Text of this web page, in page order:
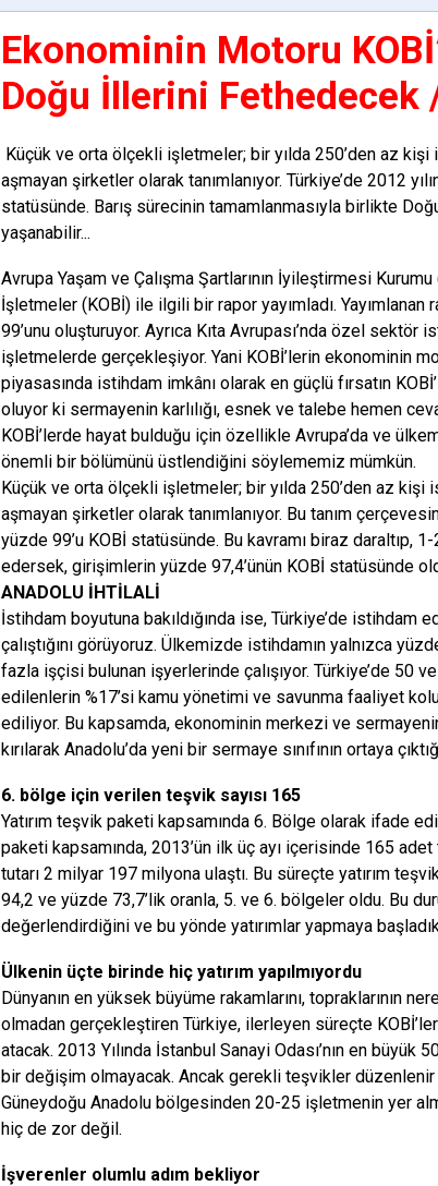
Ekonominin Motoru
Doğu İllerini Fethedecek /
Küçük ve orta ölçekli işletmeler; bir yılda 250’den az
aşmayan şirketler olarak tanımlanıyor. Türkiye’de 2012
statüsünde. Barış sürecinin tamamlanmasıyla birlikte
yaşanabilir...
Avrupa Yaşam ve Çalışma Şartlarının İyileştirmesi
İşletmeler (KOBİ) ile ilgili bir rapor yayımladı.
99’unu oluşturuyor. Ayrıca Kıta Avrupası’nda özel
işletmelerde gerçekleşiyor. Yani KOBİ’lerin ekonominin
piyasasında istihdam imkânı olarak en güçlü fırsatın
oluyor ki sermayenin karlılığı, esnek ve talebe hemen
KOBİ’lerde hayat bulduğu için özellikle Avrupa’da ve
önemli bir bölümünü üstlendiğini söylememiz mümkün.
Küçük ve orta ölçekli işletmeler; bir yılda 250’den az kişi
aşmayan şirketler olarak tanımlanıyor. Bu tanım
yüzde 99’u KOBİ statüsünde. Bu kavramı biraz
edersek, girişimlerin yüzde 97,4’ünün KOBİ statüsünde
ANADOLU İHTİLALİ
İstihdam boyutuna bakıldığında ise, Türkiye’de istihdam
çalıştığını görüyoruz. Ülkemizde istihdamın yalnızca
fazla işçisi bulunan işyerlerinde çalışıyor. Türkiye’de 50
edilenlerin %17’si kamu yönetimi ve savunma faaliyet
ediliyor. Bu kapsamda, ekonominin merkezi ve
kırılarak Anadolu’da yeni bir sermaye sınıfının ortaya
6. bölge için verilen teşvik sayısı 165
Yatırım teşvik paketi kapsamında 6. Bölge olarak ifade
paketi kapsamında, 2013’ün ilk üç ayı içerisinde 165
tutarı 2 milyar 197 milyona ulaştı. Bu süreçte yatırım
94,2 ve yüzde 73,7’lik oranla, 5. ve 6. bölgeler oldu. Bu
değerlendirdiğini ve bu yönde yatırımlar yapmaya
Ülkenin üçte birinde hiç yatırım yapılmıyordu
Dünyanın en yüksek büyüme rakamlarını, topraklarının
olmadan gerçekleştiren Türkiye, ilerleyen süreçte
atacak. 2013 Yılında İstanbul Sanayi Odası’nın en
bir değişim olmayacak. Ancak gerekli teşvikler
Güneydoğu Anadolu bölgesinden 20-25 işletmenin yer
hiç de zor değil.
İşverenler olumlu adım bekliyor